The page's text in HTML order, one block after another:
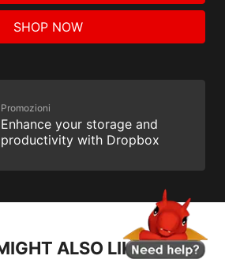
SHOP NOW
Promozioni
Enhance your storage and
productivity with Dropbox
ALSO LIKE